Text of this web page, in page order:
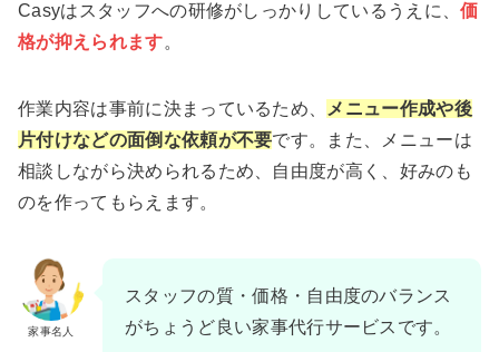
Casyはスタッフへの研修がしっかりしているうえに、価
格が抑えられます。
作業内容は事前に決まっているため、
メニュー作成や後
片付けなどの面倒な依頼が不要です。また、メニューは
相談しながら決められるため、自由度が高く、好みのも
のを作ってもらえます。
家事名人
スタッフの質・価格・自由度のバランス
がちょうど良い家事代行サービスです。